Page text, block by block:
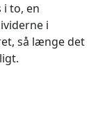
i to, en
i
så længe det